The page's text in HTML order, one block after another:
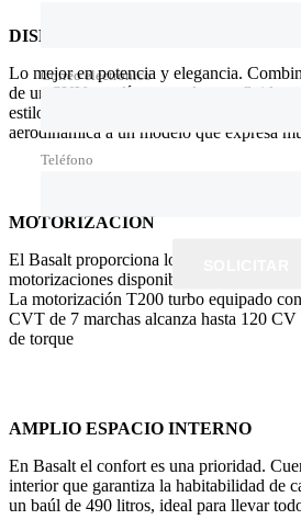
DISEÑO ÚNICO
Lo mejor en potencia y elegancia.
de un SUV con líneas modernas, fluidas y
estilo incomparable. Su parte trasera
aerodinámica a un modelo que expresa
MOTORIZACIÓN
El Basalt proporciona lo mejor en
motorizaciones disponibles: VTI 115
La motorización T200 turbo equipado
CVT de 7 marchas alcanza hasta 120
de torque
AMPLIO ESPACIO INTERNO
En Basalt el confort es una prioridad.
interior que garantiza la habitabilidad de
un baúl de 490 litros, ideal para llevar
Correo electrónico
Teléfono